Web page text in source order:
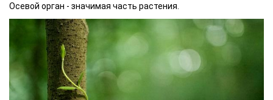
Осевой орган - значимая часть растения.